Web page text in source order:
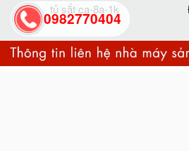
tủ sắt ca-8a-1k
0982770404